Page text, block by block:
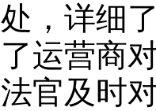
处，详细
了运营商
法官及时